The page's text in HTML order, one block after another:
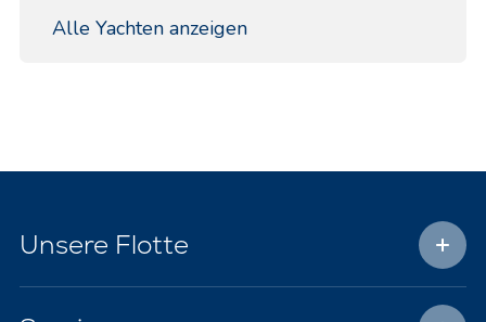
Alle Yachten anzeigen
Unsere Flotte